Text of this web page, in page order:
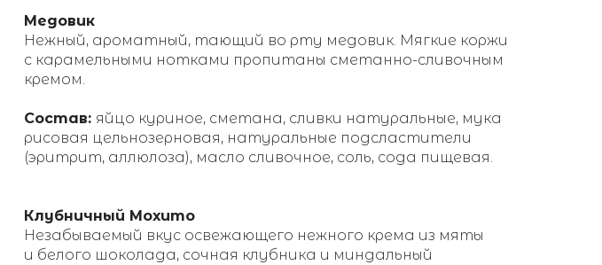
Медовик
Нежный, ароматный, тающий во рту медовик. Мягкие коржи
с карамельными нотками пропитаны сметанно-сливочным
кремом.
Состав: яйцо куриное, сметана, сливки натуральные, мука
рисовая цельнозерновая, натуральные подсластители
(эритрит, аллюлоза), масло сливочное, соль, сода пищевая.
Клубничный Мохито
Незабываемый вкус освежающего нежного крема из мяты
и белого шоколада, сочная клубника и миндальный